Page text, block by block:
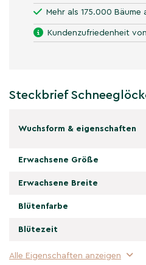
Mehr als 175.000 Bäume
Kundenzufriedenheit
Steckbrief
Wuchsform & eigenschaften
Erwachsene Größe
Erwachsene Breite
Blütenfarbe
Blütezeit
Alle Eigenschaften anzeigen